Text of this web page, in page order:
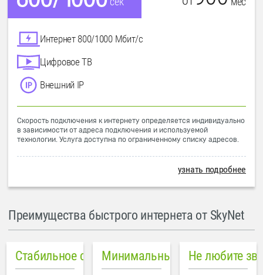
Интернет 800/1000 Мбит/с
Цифровое ТВ
Внешний IP
Скорость подключения к интернету определяется индивидуально
в зависимости от адреса подключения и используемой
технологии. Услуга доступна по ограниченному списку адресов.
узнать подробнее
Преимущества быстрого интернета от SkyNet
Стабильное соединениеМинимальный пинг в городе
Не любите